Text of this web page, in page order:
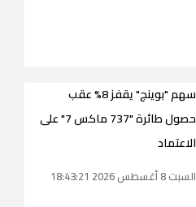
سهم "بوينج" يقفز 8% عقب
حصول طائرة "737 ماكس 7" على
الاعتماد
السبت 8 أغسطس 2026 18:43:21